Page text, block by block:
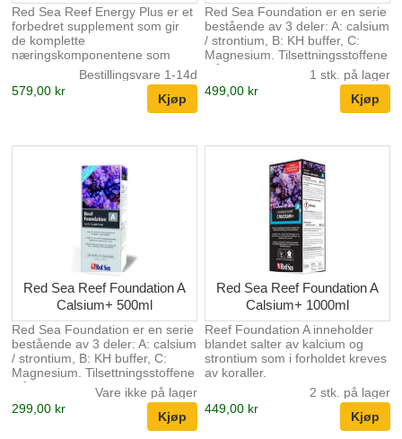
Red Sea Reef Energy Plus er et
forbedret supplement som gir
de komplette
næringskomponentene som
trengs av Soft, LPS, SPS og
ikke-fotosyntetiske koraller for
vitalitet, vekst og farge.
Bestillingsvare 1-14d
579,00 kr
Red Sea Foundation er en serie
bestående av 3 deler: A: calsium
/ strontium, B: KH buffer, C:
Magnesium. Tilsettningsstoffene
står i forhold til hverandre og er
super enkelt å dosere. Dette er
de viktigste elementene i
dannelsen av korallskjellet og er
1 stk. på lager
499,00 kr
Red Sea Reef Foundation A
Calsium+ 500ml
Red Sea Foundation er en serie
bestående av 3 deler: A: calsium
/ strontium, B: KH buffer, C:
Magnesium. Tilsettningsstoffene
står i forhold til hverandre og er
superenkle å dosere. Dette er
de viktigste elementene i
dannelsen av korallskjellet og er
Vare ikke på lager
299,00 kr
Red Sea Reef Foundation A
Calsium+ 1000ml
Reef Foundation A inneholder
blandet salter av kalcium og
strontium som i forholdet kreves
av koraller.
2 stk. på lager
449,00 kr